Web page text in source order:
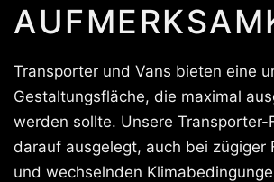
Transporter und Vans bieten eine
Gestaltungsfläche, die maximal
werden sollte. Unsere Transporter-
darauf ausgelegt, auch bei zügiger
und wechselnden